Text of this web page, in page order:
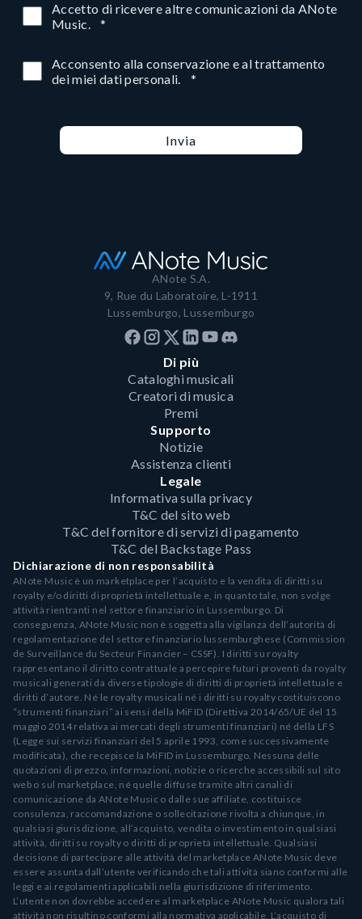
Accetto di ricevere altre comunicazioni da ANote
Music.
*
Acconsento alla conservazione e al trattamento
dei miei dati personali.
*
ANote S.A.
9, Rue du Laboratoire, L-1911
Lussemburgo, Lussemburgo
Di più
Cataloghi musicali
Creatori di musica
Premi
Supporto
Notizie
Assistenza clienti
Legale
Informativa sulla privacy
T&C del sito web
T&C del fornitore di servizi di pagamento
T&C del Backstage Pass
Dichiarazione di non responsabilità
ANote Music è un marketplace per l’acquisto e la vendita di diritti su
royalty e/o diritti di proprietà intellettuale e, in quanto tale, non svolge
attività rientranti nel settore finanziario in Lussemburgo. Di
conseguenza, ANote Music non è soggetta alla vigilanza dell’autorità di
regolamentazione del settore finanziario lussemburghese (Commission
de Surveillance du Secteur Financier – CSSF). I diritti su royalty
rappresentano il diritto contrattuale a percepire futuri proventi da royalty
musicali generati da diverse tipologie di diritti di proprietà intellettuale e
diritti d’autore. Né le royalty musicali né i diritti su royalty costituiscono
“strumenti finanziari” ai sensi della MiFID (Direttiva 2014/65/UE del 15
maggio 2014 relativa ai mercati degli strumenti finanziari) né della LFS
(Legge sui servizi finanziari del 5 aprile 1993, come successivamente
modificata), che recepisce la MiFID in Lussemburgo. Nessuna delle
quotazioni di prezzo, informazioni, notizie o ricerche accessibili sul sito
web o sul marketplace, né quelle diffuse tramite altri canali di
comunicazione da ANote Music o dalle sue affiliate, costituisce
consulenza, raccomandazione o sollecitazione rivolta a chiunque, in
qualsiasi giurisdizione, all’acquisto, vendita o investimento in qualsiasi
attività, diritti su royalty o diritti di proprietà intellettuale. Qualsiasi
decisione di partecipare alle attività del marketplace ANote Music deve
essere assunta dall’utente verificando che tali attività siano conformi alle
leggi e ai regolamenti applicabili nella giurisdizione di riferimento.
L’utente non dovrebbe accedere al marketplace ANote Music qualora tali
attività non risultino conformi alla normativa applicabile. L’acquisto di